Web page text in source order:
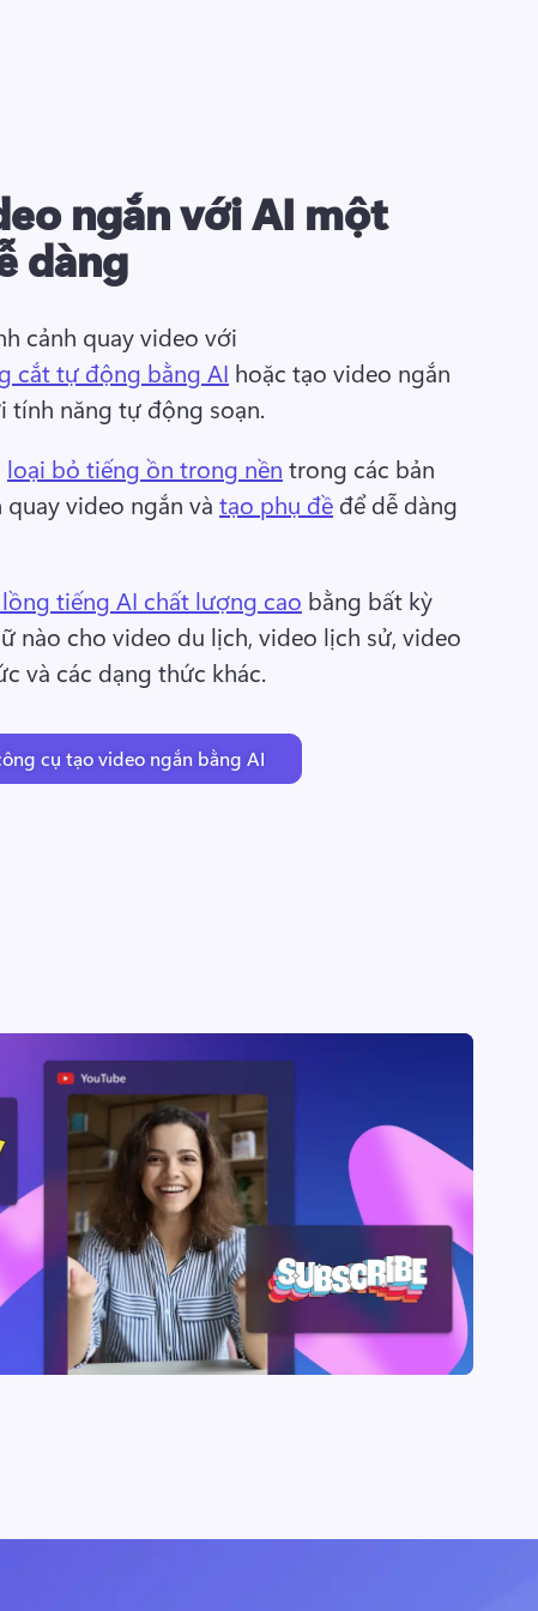
ngắn với AI một
dàng
cảnh quay video với
cắt tự động bằng AI hoặc tạo video ngắn
tính năng tự động soạn.
loại bỏ tiếng ồn trong nền trong các bản
quay video ngắn và tạo phụ đề để dễ dàng
tiếng AI chất lượng cao bằng bất kỳ
nào cho video du lịch, video lịch sử, video
và các dạng thức khác.
cụ tạo video ngắn bằng AI